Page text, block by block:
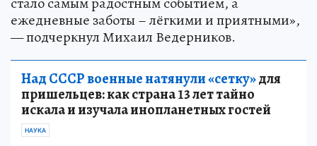
ежедневные заботы – лёгкими и приятными»,
— подчеркнул Михаил Ведерников.
Над СССР военные натянули «сетку»для
пришельцев: как страна 13 лет тайно
искала и изучала инопланетных гостей
НАУКА